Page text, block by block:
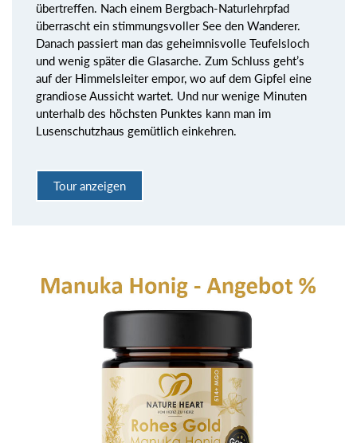
übertreffen. Nach einem Bergbach-Naturlehrpfad
überrascht ein stimmungsvoller See den Wanderer.
Danach passiert man das geheimnisvolle Teufelsloch
und wenig später die Glasarche. Zum Schluss geht’s
auf der Himmelsleiter empor, wo auf dem Gipfel eine
grandiose Aussicht wartet. Und nur wenige Minuten
unterhalb des höchsten Punktes kann man im
Lusenschutzhaus gemütlich einkehren.
Tour anzeigen